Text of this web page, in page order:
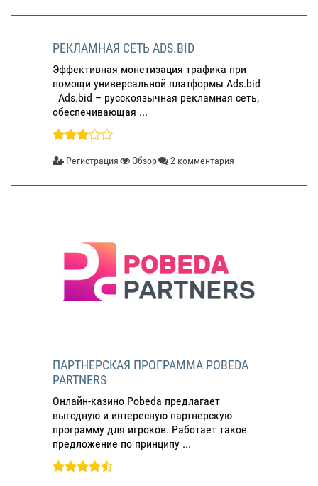
РЕКЛАМНАЯ СЕТЬ ADS.BID
Эффективная монетизация трафика при
помощи универсальной платформы Ads.bid
Ads.bid – русскоязычная рекламная сеть,
обеспечивающая ...
Регистрация Обзор 2 комментария
ПАРТНЕРСКАЯ ПРОГРАММА POBEDA
PARTNERS
Онлайн-казино Pobeda предлагает
выгодную и интересную партнерскую
программу для игроков. Работает такое
предложение по принципу ...